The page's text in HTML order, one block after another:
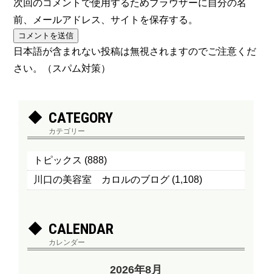
次回のコメントで使用するためブラウザーに自分の名
前、メールアドレス、サイトを保存する。
日本語が含まれない投稿は無視されますのでご注意くだ
さい。（スパム対策）
CATEGORY
カテゴリー
トピックス (888)
川口の美容室 カロルのブログ (1,108)
CALENDAR
カレンダー
2026年8月